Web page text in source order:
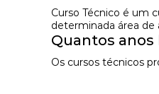
Curso Técnico é um
determinada área de
Quantos anos
Os cursos técnicos